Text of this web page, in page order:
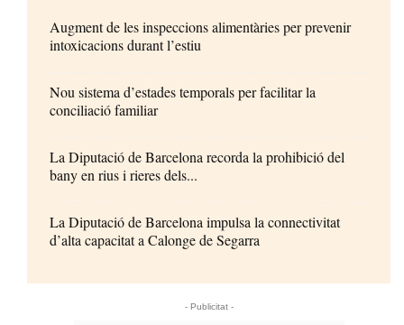
Augment de les inspeccions alimentàries per prevenir
intoxicacions durant l’estiu
Nou sistema d’estades temporals per facilitar la
conciliació familiar
La Diputació de Barcelona recorda la prohibició del
bany en rius i rieres dels...
La Diputació de Barcelona impulsa la connectivitat
d’alta capacitat a Calonge de Segarra
- Publicitat -